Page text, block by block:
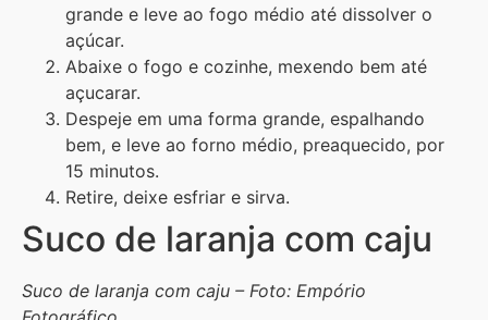
grande e leve ao fogo médio até dissolver o
açúcar.
Abaixe o fogo e cozinhe, mexendo bem até
açucarar.
Despeje em uma forma grande, espalhando
bem, e leve ao forno médio, preaquecido, por
15 minutos.
Retire, deixe esfriar e sirva.
Suco de laranja com caju
Suco de laranja com caju – Foto: Empório